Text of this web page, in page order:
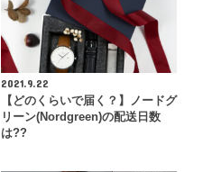
2021.9.22
【どのくらいで届く？】ノードグ
リーン(Nordgreen)の配送日数
は??